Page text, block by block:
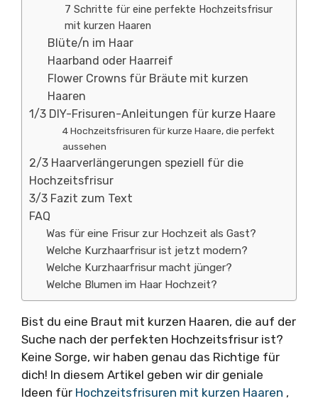
7 Schritte für eine perfekte Hochzeitsfrisur
mit kurzen Haaren
Blüte/n im Haar
Haarband oder Haarreif
Flower Crowns für Bräute mit kurzen
Haaren
1/3 DIY-Frisuren-Anleitungen für kurze Haare
4 Hochzeitsfrisuren für kurze Haare, die perfekt
aussehen
2/3 Haarverlängerungen speziell für die
Hochzeitsfrisur
3/3 Fazit zum Text
FAQ
Was für eine Frisur zur Hochzeit als Gast?
Welche Kurzhaarfrisur ist jetzt modern?
Welche Kurzhaarfrisur macht jünger?
Welche Blumen im Haar Hochzeit?
Bist du eine Braut mit kurzen Haaren, die auf der
Suche nach der perfekten Hochzeitsfrisur ist?
Keine Sorge, wir haben genau das Richtige für
dich! In diesem Artikel geben wir dir geniale
Ideen für Hochzeitsfrisuren mit kurzen Haaren ,